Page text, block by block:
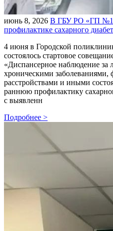
июнь 8, 2026 В ГБУ РО «ГП
профилактике сахарного
4 июня в Городской
состоялось стартовое
«Диспансерное наблюдение
хроническими
расстройствами и иными
раннюю профилактику
с выявленн
Подробнее >